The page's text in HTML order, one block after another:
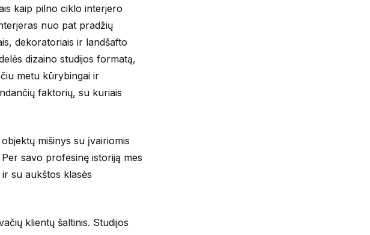
kaip pilno ciklo interjero
nuo pat pradžių
dekoratoriais ir landšafto
dizaino studijos formatą,
metu kūrybingai ir
faktorių, su kuriais
mišinys su įvairiomis
savo profesinę istoriją mes
su aukštos klasės
klientų šaltinis. Studijos